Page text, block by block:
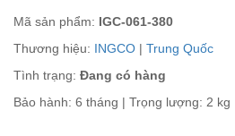
Mã sản phẩm: IGC-061-380
Thương hiệu: INGCO | Trung Quốc
Tình trạng: Đang có hàng
Bảo hành: 6 tháng | Trọng lượng: 2 kg